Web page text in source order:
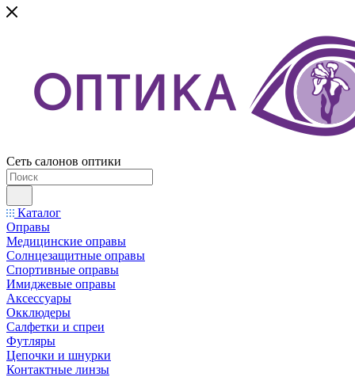
Сеть салонов оптики
Каталог
Оправы
Медицинские оправы
Солнцезащитные оправы
Спортивные оправы
Имиджевые оправы
Аксессуары
Окклюдеры
Салфетки и спреи
Футляры
Цепочки и шнурки
Контактные линзы